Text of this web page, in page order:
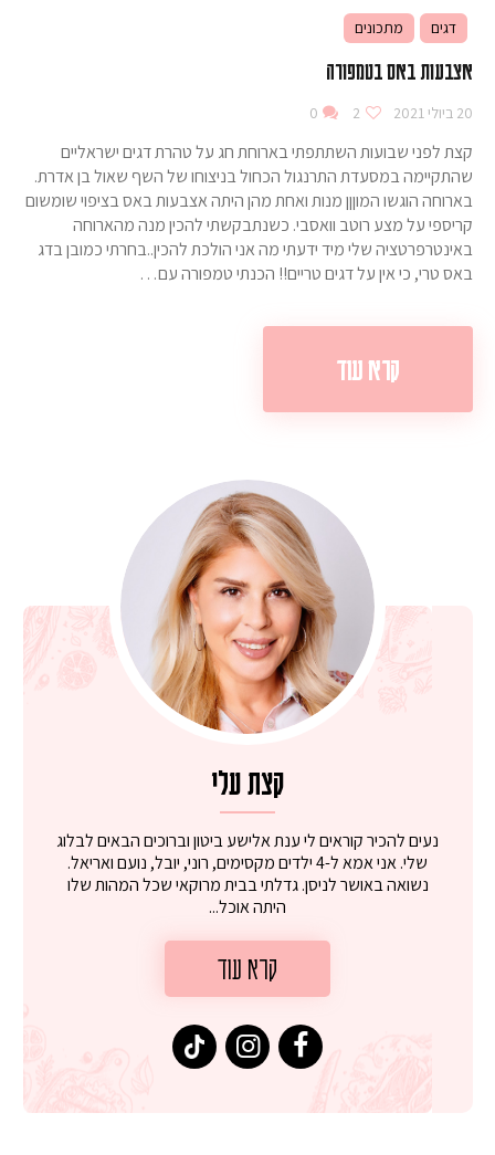
דגים מתכונים
אצבעות באס בטמפורה
20 ביולי 2021 2
0
קצת לפני שבועות השתתפתי בארוחת חג על טהרת דגים ישראליים
שהתקיימה במסעדת התרנגול הכחול בניצוחו של השף שאול בן אדרת.
בארוחה הוגשו המוןןן מנות ואחת מהן היתה אצבעות באס בציפוי שומשום
קריספי על מצע רוטב וואסבי. כשנתבקשתי להכין מנה מהארוחה
באינטרפרטציה שלי מיד ידעתי מה אני הולכת להכין..בחרתי כמובן בדג
באס טרי, כי אין על דגים טריים!! הכנתי טמפורה עם…
קרא עוד
קצת עלי
נעים להכיר קוראים לי ענת אלישע ביטון וברוכים הבאים לבלוג
שלי. אני אמא ל-4 ילדים מקסימים, רוני, יובל, נועם ואריאל.
נשואה באושר לניסן. גדלתי בבית מרוקאי שכל המהות שלו
היתה אוכל...
קרא עוד